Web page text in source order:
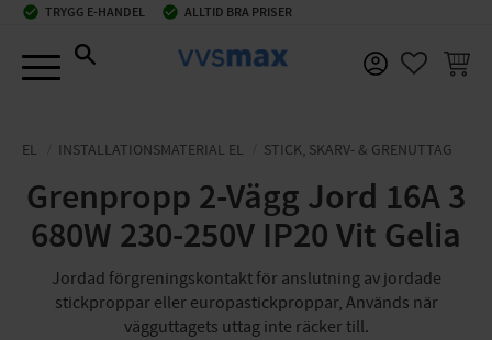
check_circle TRYGG E-HANDEL check_circle ALLTID BRA PRISER
EL INSTALLATIONSMATERIAL EL STICK, SKARV- & GRENUTTAG
Grenpropp 2-Vägg Jord 16A 3
680W 230-250V IP20 Vit Gelia
Jordad förgreningskontakt för anslutning av jordade
stickproppar eller europastickproppar, Används när
vägguttagets uttag inte räcker till.